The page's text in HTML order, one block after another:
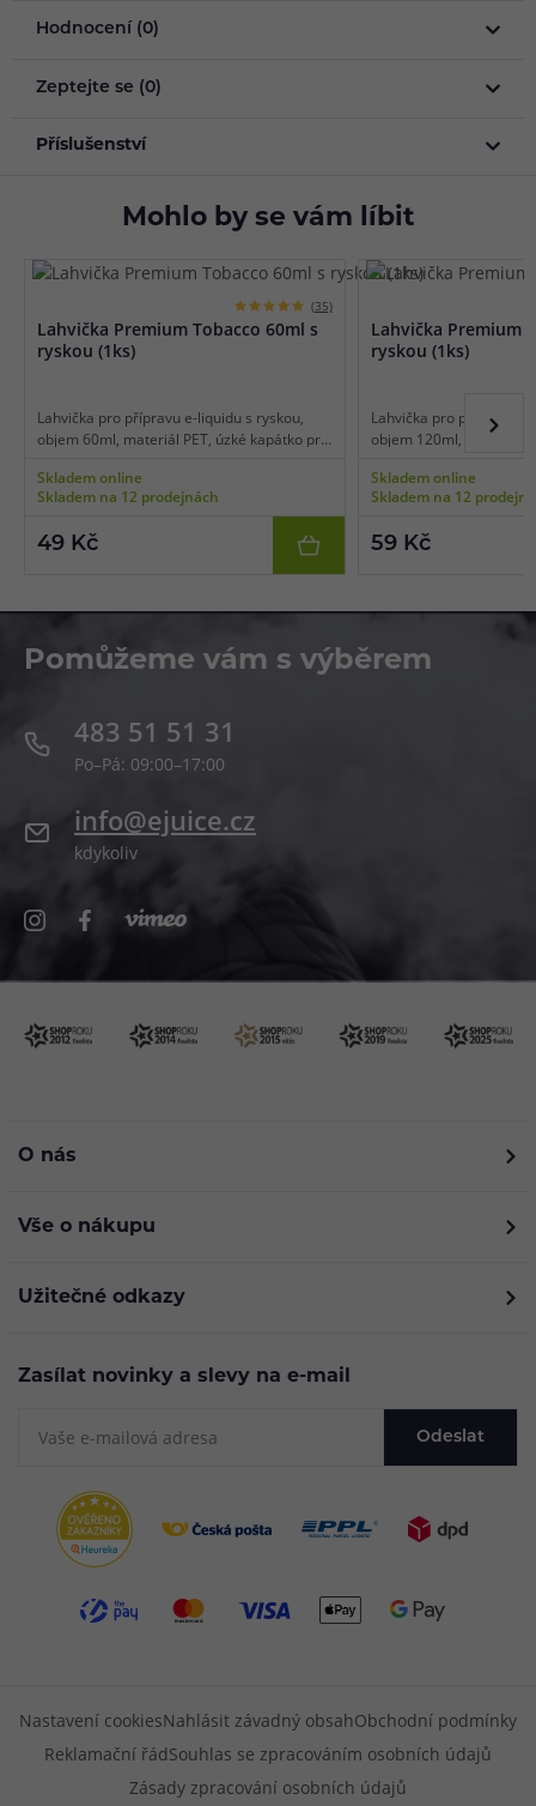
Hodnocení (0)
Zeptejte se (0)
Příslušenství
Mohlo by se vám líbit
(35)
Lahvička Premium Tobacco 60ml s
ryskou (1ks)
Lahvička pro přípravu e-liquidu s ryskou,
objem 60ml, materiál PET, úzké kapátko pro
ks.
Skladem online
Skladem na 12 prodejnách
49 Kč
Lahvička Premium
ryskou (1ks)
Lahvička pro přípravu
objem 120ml, materiál
balení 1 ks.
Skladem online
Skladem na 12
59 Kč
Pomůžeme vám s výběrem
483 51 51 31
Po–Pá: 09:00–17:00
info@ejuice.cz
kdykoliv
O nás
Vše o nákupu
Užitečné odkazy
Zasílat novinky a slevy na e-mail
Odeslat
Nastavení cookiesNahlásit závadný obsahObchodní podmínky
Reklamační řádSouhlas se zpracováním osobních údajů
Zásady zpracování osobních údajů